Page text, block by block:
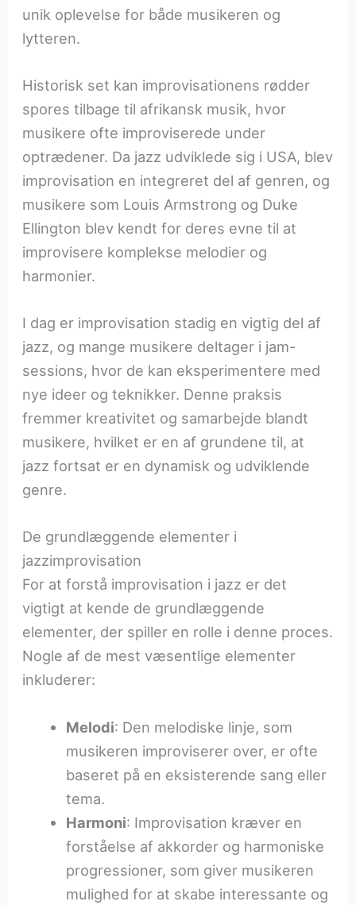
unik oplevelse for både musikeren og
lytteren.
Historisk set kan improvisationens rødder
spores tilbage til afrikansk musik, hvor
musikere ofte improviserede under
optrædener. Da jazz udviklede sig i USA, blev
improvisation en integreret del af genren, og
musikere som Louis Armstrong og Duke
Ellington blev kendt for deres evne til at
improvisere komplekse melodier og
harmonier.
I dag er improvisation stadig en vigtig del af
jazz, og mange musikere deltager i jam-
sessions, hvor de kan eksperimentere med
nye ideer og teknikker. Denne praksis
fremmer kreativitet og samarbejde blandt
musikere, hvilket er en af grundene til, at
jazz fortsat er en dynamisk og udviklende
genre.
De grundlæggende elementer i
jazzimprovisation
For at forstå improvisation i jazz er det
vigtigt at kende de grundlæggende
elementer, der spiller en rolle i denne proces.
Nogle af de mest væsentlige elementer
inkluderer:
Melodi: Den melodiske linje, som
musikeren improviserer over, er ofte
baseret på en eksisterende sang eller
tema.
Harmoni: Improvisation kræver en
forståelse af akkorder og harmoniske
progressioner, som giver musikeren
mulighed for at skabe interessante og